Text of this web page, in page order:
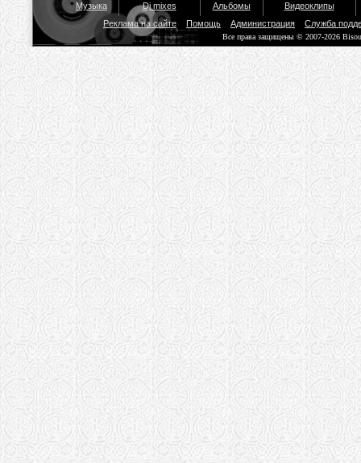
Музыка Dj mixes Альбомы
Видеоклипы
Реклама на сайте
Помощь Администрация Служба
Все права защищены © 2007-2026